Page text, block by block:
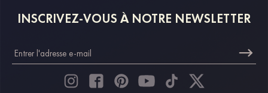
INSCRIVEZ-VOUS À NOTRE NEWSLETTER